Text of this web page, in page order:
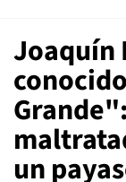
Joaquín
un